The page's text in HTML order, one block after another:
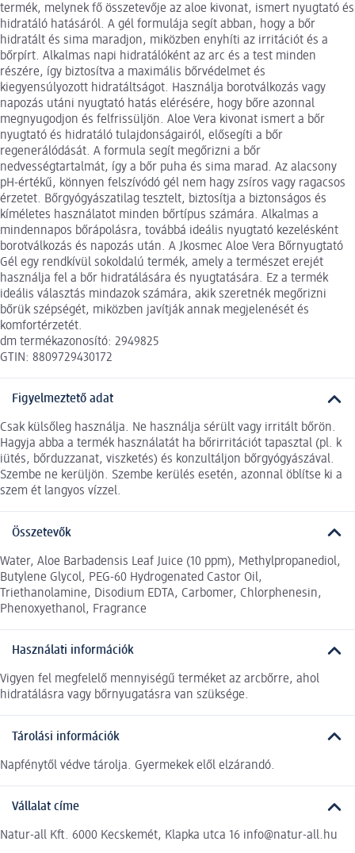
termék, melynek fő összetevője az aloe kivonat, ismert nyugtató és
hidratáló hatásáról. A gél formulája segít abban, hogy a bőr
hidratált és sima maradjon, miközben enyhíti az irritációt és a
bőrpírt. Alkalmas napi hidratálóként az arc és a test minden
részére, így biztosítva a maximális bőrvédelmet és
kiegyensúlyozott hidratáltságot. Használja borotválkozás vagy
napozás utáni nyugtató hatás elérésére, hogy bőre azonnal
megnyugodjon és felfrissüljön. Aloe Vera kivonat ismert a bőr
nyugtató és hidratáló tulajdonságairól, elősegíti a bőr
regenerálódását. A formula segít megőrizni a bőr
nedvességtartalmát, így a bőr puha és sima marad. Az alacsony
pH-értékű, könnyen felszívódó gél nem hagy zsíros vagy ragacsos
érzetet. Bőrgyógyászatilag tesztelt, biztosítja a biztonságos és
kíméletes használatot minden bőrtípus számára. Alkalmas a
mindennapos bőrápolásra, továbbá ideális nyugtató kezelésként
borotválkozás és napozás után. A Jkosmec Aloe Vera Bőrnyugtató
Gél egy rendkívül sokoldalú termék, amely a természet erejét
használja fel a bőr hidratálására és nyugtatására. Ez a termék
ideális választás mindazok számára, akik szeretnék megőrizni
bőrük szépségét, miközben javítják annak megjelenését és
komfortérzetét.
dm termékazonosító: 2949825
GTIN: 8809729430172
Figyelmeztető adat
Csak külsőleg használja. Ne használja sérült vagy irritált bőrön.
Hagyja abba a termék használatát ha bőrirritációt tapasztal (pl. k
iütés, bőrduzzanat, viszketés) és konzultáljon bőrgyógyászával.
Szembe ne kerüljön. Szembe kerülés esetén, azonnal öblítse ki a
szem ét langyos vízzel.
Összetevők
Water, Aloe Barbadensis Leaf Juice (10 ppm), Methylpropanediol,
Butylene Glycol, PEG-60 Hydrogenated Castor Oil,
Triethanolamine, Disodium EDTA, Carbomer, Chlorphenesin,
Phenoxyethanol, Fragrance
Használati információk
Vigyen fel megfelelő mennyiségű terméket az arcbőrre, ahol
hidratálásra vagy bőrnyugatásra van szüksége.
Tárolási információk
Napfénytől védve tárolja. Gyermekek elől elzárandó.
Vállalat címe
Natur-all Kft. 6000 Kecskemét, Klapka utca 16 info@natur-all.hu